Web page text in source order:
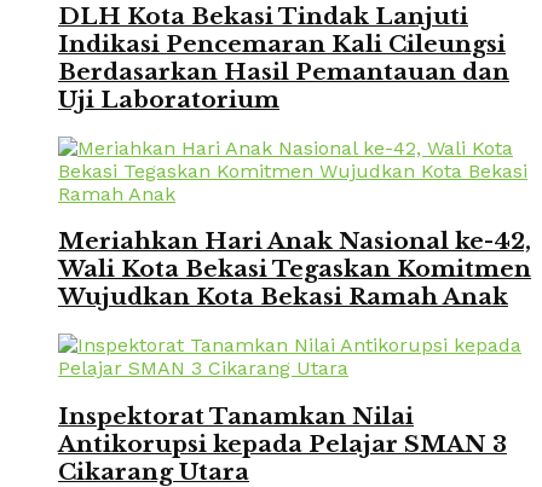
DLH Kota Bekasi Tindak Lanjuti
Indikasi Pencemaran Kali Cileungsi
Berdasarkan Hasil Pemantauan dan
Uji Laboratorium
Meriahkan Hari Anak Nasional ke-42,
Wali Kota Bekasi Tegaskan Komitmen
Wujudkan Kota Bekasi Ramah Anak
Inspektorat Tanamkan Nilai
Antikorupsi kepada Pelajar SMAN 3
Cikarang Utara